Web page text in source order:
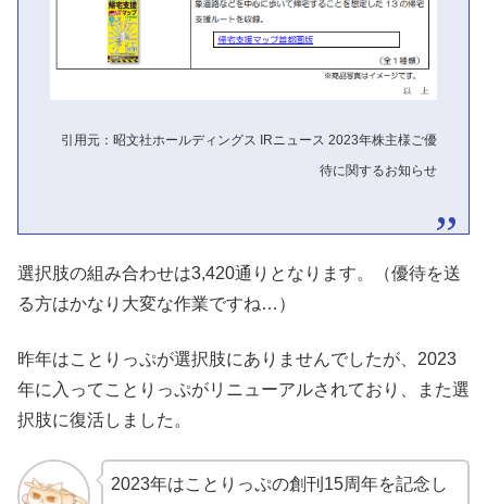
引用元：昭文社ホールディングス IRニュース 2023年株主様ご優
待に関するお知らせ
選択肢の組み合わせは3,420通りとなります。（優待を送
る方はかなり大変な作業ですね…）
昨年はことりっぷが選択肢にありませんでしたが、2023
年に入ってことりっぷがリニューアルされており、また選
択肢に復活しました。
2023年はことりっぷの創刊15周年を記念し